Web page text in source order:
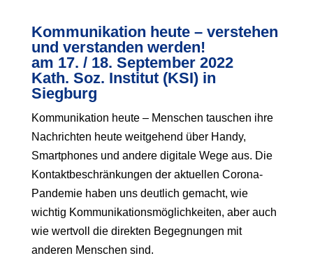
Kommunikation heute – verstehen
und verstanden werden!
am 17. / 18. September 2022
Kath. Soz. Institut (KSI) in
Siegburg
Kommunikation heute – Menschen tauschen ihre
Nachrichten heute weitgehend über Handy,
Smartphones und andere digitale Wege aus. Die
Kontaktbeschränkungen der aktuellen Corona-
Pandemie haben uns deutlich gemacht, wie
wichtig Kommunikationsmöglichkeiten, aber auch
wie wertvoll die direkten Begegnungen mit
anderen Menschen sind.